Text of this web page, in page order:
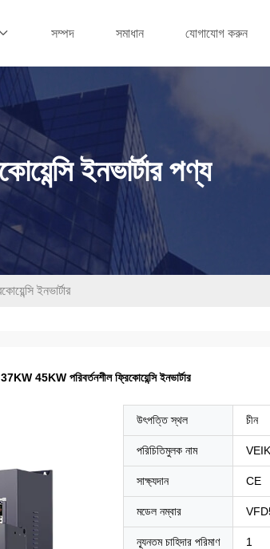
সম্পদ সমাধান যোগাযোগ করুন
ইনভার্টার পণ্য
ইনভার্টার
45KW পরিবর্তনশীল ফ্রিকোয়েন্সি ইনভার্টার
উৎপত্তি স্থল চীন
পরিচিতিমুলক নাম
সাক্ষ্যদান CE
মডেল নম্বার
ন্যূনতম চাহিদার পরিমাণ 1